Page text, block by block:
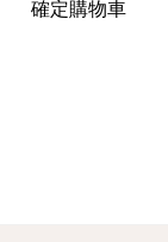
確定購物車